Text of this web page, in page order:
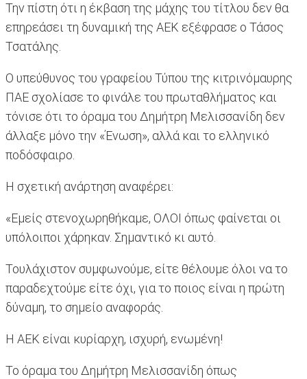
Την πίστη ότι η έκβαση της μάχης του τίτλου δεν θα
επηρεάσει τη δυναμική της ΑΕΚ εξέφρασε ο Τάσος
Τσατάλης.
Ο υπεύθυνος του γραφείου Τύπου της κιτρινόμαυρης
ΠΑΕ σχολίασε το φινάλε του πρωταθλήματος και
τόνισε ότι το όραμα του Δημήτρη Μελισσανίδη δεν
άλλαξε μόνο την «Ένωση», αλλά και το ελληνικό
ποδόσφαιρο.
Η σχετική ανάρτηση αναφέρει:
«Εμείς στενοχωρηθήκαμε, ΟΛΟΙ όπως φαίνεται οι
υπόλοιποι χάρηκαν. Σημαντικό κι αυτό.
Τουλάχιστον συμφωνούμε, είτε θέλουμε όλοι να το
παραδεχτούμε είτε όχι, για το ποιος είναι η πρώτη
δύναμη, το σημείο αναφοράς.
Η ΑΕΚ είναι κυρίαρχη, ισχυρή, ενωμένη!
Το όραμα του Δημήτρη Μελισσανίδη όπως